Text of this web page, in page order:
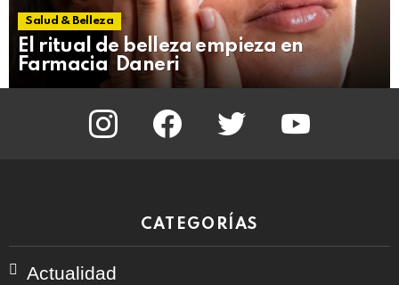
Salud & Belleza
El ritual de belleza empieza en
Farmacia Daneri
instagram facebook twitter youtube
CATEGORÍAS
Actualidad